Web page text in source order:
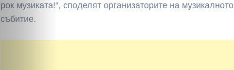
рок музиката!“, споделят организаторите на музикалното
събитие.